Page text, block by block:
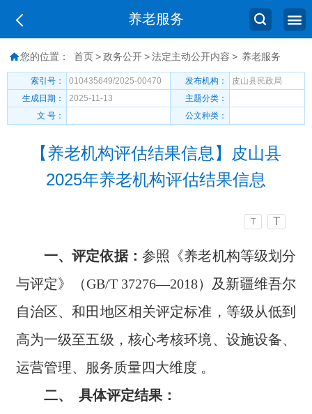
养老服务
您的位置： 首页 > 政务公开 > 法定主动公开内容 > 养老服务
索引号： 010435649/2025-00470 发布机构：
皮山县民政局
生成日期：
2025-11-13
主题分类：
文 号：
公文种类：
【养老机构评估结果信息】皮山县
2025年养老机构评估结果信息
T T
一、评定依据： 参照《养老机构等级划分
与评定》（GB/T 37276—2018）及新疆维吾尔
自治区、和田地区相关评定标准，等级从低到
高为一级至五级，核心考核环境、设施设备、
运营管理、服务质量四大维度 。
二、
具体评定结果：